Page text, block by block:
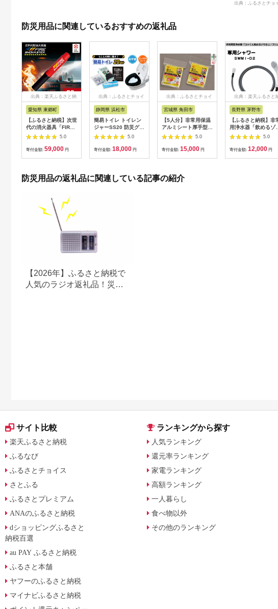
出典：ふるさとチョ
防災用品に関連しているおすすめの返礼品
出典：楽天ふるさと納
愛知県 東郷町
【ふるさと納税】次世
代の消火器具「FIRE
SHOKA STICK(ファ
イヤーショーカスティ
ック)」50秒
5.0
寄付金額: 59,000 円
出典：ふるさとチョイ
静岡県 浜松市
簡易トイレ トイレン
ジャーSS20 防災グッ
ズ 10営業日以内に発
送 災害 防災 トイレ
処理袋 凝固剤 防災用
用 介護用 福祉用品 静
岡 静岡県 浜松市
5.0
寄付金額: 18,000 円
出典：ふるさとチョイ
宮城県 角田市
【5人分】非常用保温
アルミシート厚手型
JTH-1419 シルバー
5.0
寄付金額: 15,000 円
出典：楽天ふるさと
長野県 茅野市
【ふるさと納税】非
用浄水器「飲めるゾウ
ミニ/スリム」 専用シ
ャワー【1541956】
5.0
寄付金額: 12,000 円
防災用品の返礼品に関連している記事の紹介
【2026年】ふるさと納税で
人気のラジオ返礼品！災害
サイト比較
楽天ふるさと納税
ふるなび
ふるさとチョイス
さとふる
ふるさとプレミアム
ANAのふるさと納税
dショッピングふるさと
納税百選
au PAY ふるさと納税
ふるさと本舗
ヤフーのふるさと納税
マイナビふるさと納税
ランキングから探す
人気ランキング
還元率ランキング
家電ランキング
高額ランキング
一人暮らし
食べ物以外
その他のランキング